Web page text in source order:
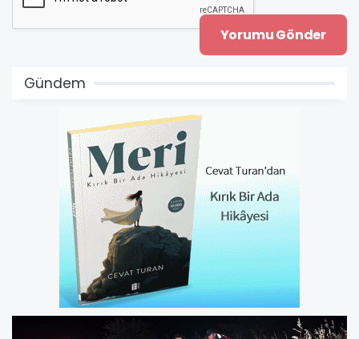
Gündem